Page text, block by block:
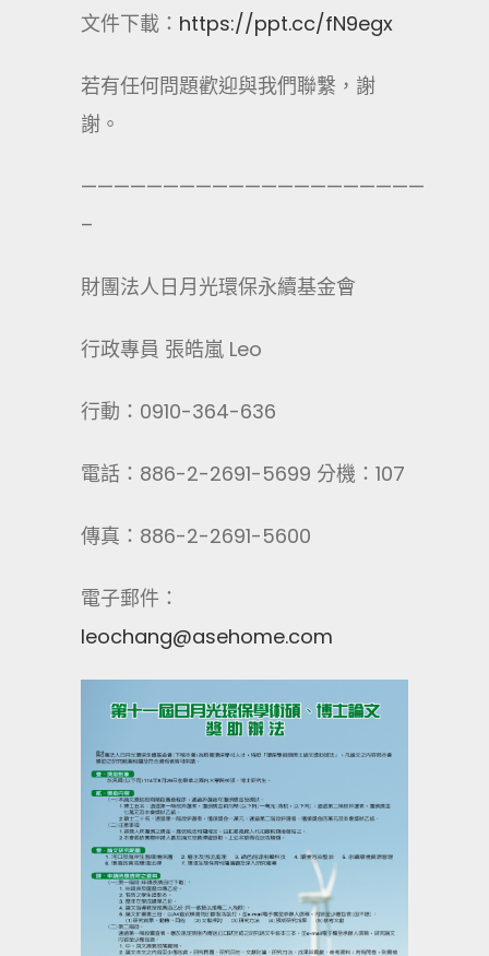
文件下載： https://ppt.cc/fN9egx
若有任何問題歡迎與我們聯繫，謝
謝。
—————————————————————
–
財團法人日月光環保永續基金會
行政專員 張皓嵐 Leo
行動：0910-364-636
電話：886-2-2691-5699 分機：107
傳真：886-2-2691-5600
電子郵件：
leochang@asehome.com